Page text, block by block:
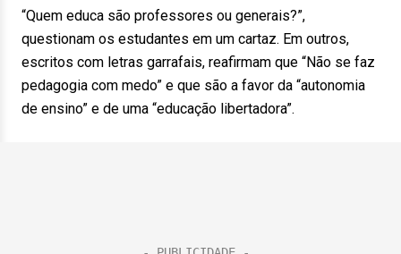
“Quem educa são professores ou generais?”,
questionam os estudantes em um cartaz. Em outros,
escritos com letras garrafais, reafirmam que “Não se faz
pedagogia com medo” e que são a favor da “autonomia
de ensino” e de uma “educação libertadora”.